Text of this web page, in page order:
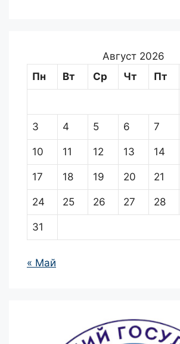
Август 2026
Пн
Вт Ср Чт Пт
3 4 5 6 7
10 11 12 13 14
17 18 19 20 21
24 25 26 27 28
31
« Май